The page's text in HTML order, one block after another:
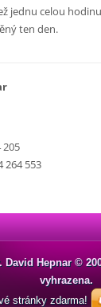
jednu celou
ten den.
205
264 553
David Hepnar ©
vyhrazena.
stránky zdarma!